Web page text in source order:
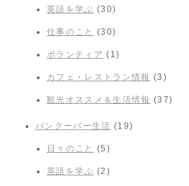
英語を学ぶ (30)
仕事のこと (30)
ボランティア (1)
カフェ・レストラン情報 (3)
観光オススメ＆生活情報 (37)
バンクーバー生活 (19)
日々のこと (5)
英語を学ぶ (2)